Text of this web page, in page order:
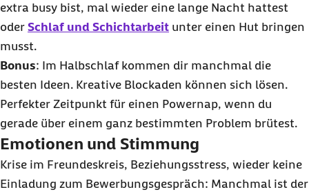
extra busy bist, mal wieder eine lange Nacht hattest
oder Schlaf und Schichtarbeit unter einen Hut bringen
musst.
Bonus: Im Halbschlaf kommen dir manchmal die
besten Ideen. Kreative Blockaden können sich lösen.
Perfekter Zeitpunkt für einen Powernap, wenn du
gerade über einem ganz bestimmten Problem brütest.
Emotionen und Stimmung
Krise im Freundeskreis, Beziehungsstress, wieder keine
Einladung zum Bewerbungsgespräch: Manchmal ist der